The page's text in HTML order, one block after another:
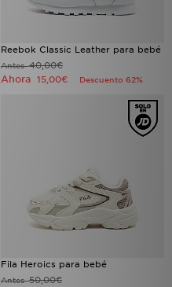
Reebok Classic Leather para bebé
Antes40,00€
Ahora 15,00€ Descuento 62%
Fila Heroics para bebé
Antes50,00€